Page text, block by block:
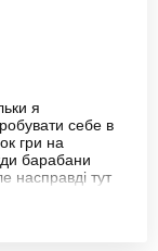
я
себе в
гри на
барабани
насправді тут
класний